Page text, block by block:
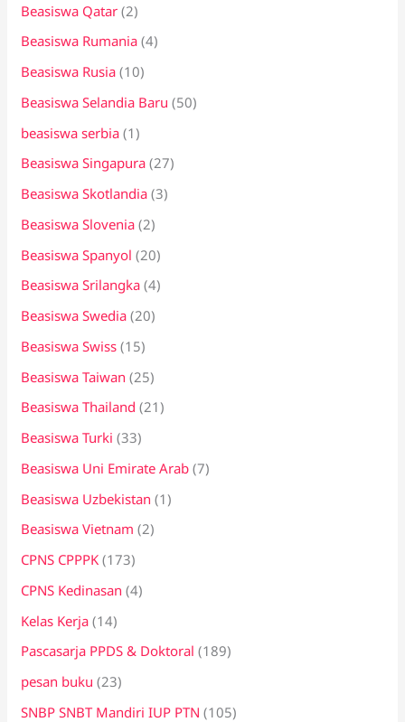
Beasiswa Qatar (2)
Beasiswa Rumania (4)
Beasiswa Rusia (10)
Beasiswa Selandia Baru (50)
beasiswa serbia (1)
Beasiswa Singapura (27)
Beasiswa Skotlandia (3)
Beasiswa Slovenia (2)
Beasiswa Spanyol (20)
Beasiswa Srilangka (4)
Beasiswa Swedia (20)
Beasiswa Swiss (15)
Beasiswa Taiwan (25)
Beasiswa Thailand (21)
Beasiswa Turki (33)
Beasiswa Uni Emirate Arab (7)
Beasiswa Uzbekistan (1)
Beasiswa Vietnam (2)
CPNS CPPPK (173)
CPNS Kedinasan (4)
Kelas Kerja (14)
Pascasarja PPDS & Doktoral (189)
pesan buku (23)
SNBP SNBT Mandiri IUP PTN (105)